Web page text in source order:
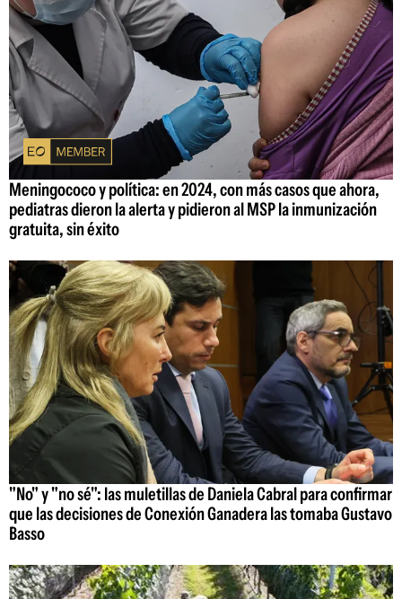
Meningococo y política: en 2024, con más casos que ahora,
pediatras dieron la alerta y pidieron al MSP la inmunización
gratuita, sin éxito
"No" y "no sé": las muletillas de Daniela Cabral para confirmar
que las decisiones de Conexión Ganadera las tomaba Gustavo
Basso